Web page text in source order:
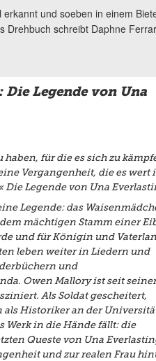
und soeben in einem
Drehbuch schreibt Daphne
Legende von Una
haben, für die es sich zu
Vergangenheit, die es wert
Die Legende von Una
Legende: das
mächtigen Stamm einer
und für Königin und
leben weiter in Liedern und
und
Owen Mallory ist seit seiner
Als Soldat gescheitert,
als Historiker an der
Werk in die Hände fällt: die
Queste von Una
und zur realen Frau